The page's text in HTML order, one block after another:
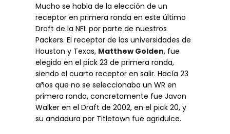
Mucho se habla de la elección de un
receptor en primera ronda en este último
Draft de la NFL por parte de nuestros
Packers. El receptor de las universidades de
Houston y Texas, Matthew Golden, fue
elegido en el pick 23 de primera ronda,
siendo el cuarto receptor en salir. Hacía 23
años que no se seleccionaba un WR en
primera ronda, concretamente fue Javon
Walker en el Draft de 2002, en el pick 20, y
su andadura por Titletown fue agridulce.